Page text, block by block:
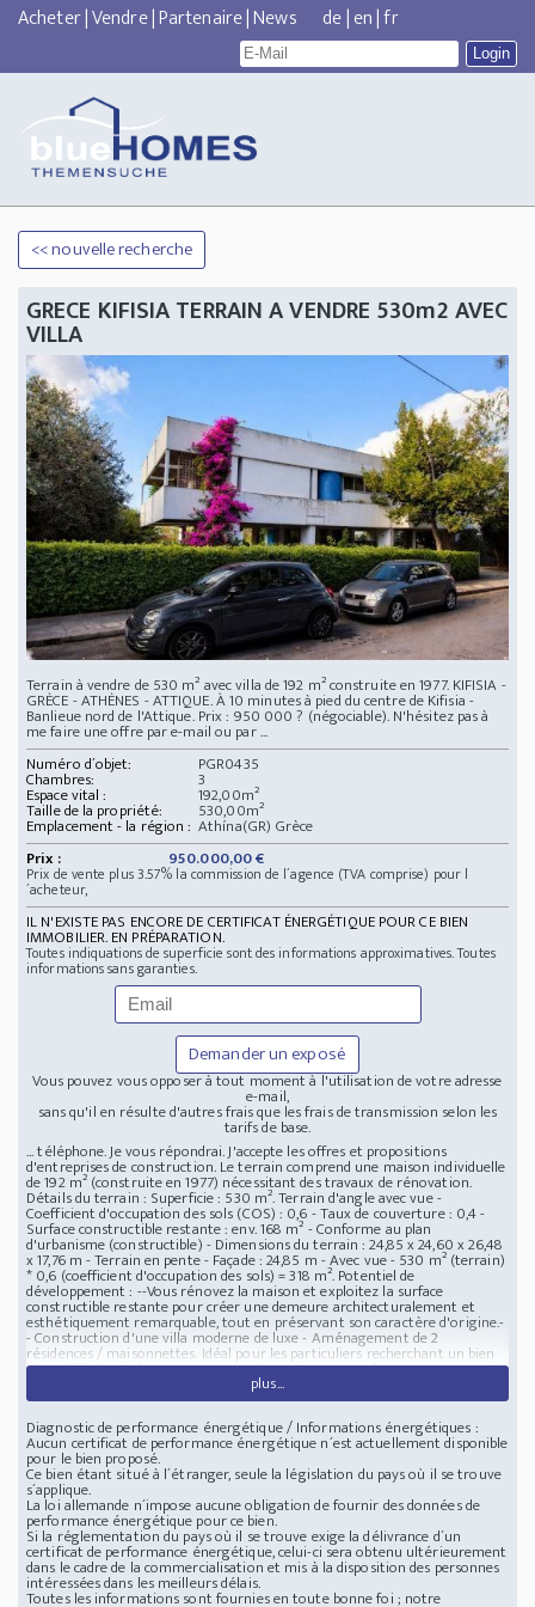
Acheter|Vendre|Partenaire|News de|en|fr
<< nouvelle recherche
GRECE KIFISIA TERRAIN A VENDRE 530m2 AVEC
VILLA
Terrain à vendre de 530 m² avec villa de 192 m² construite en 1977. KIFISIA -
GRÈCE - ATHÈNES - ATTIQUE. À 10 minutes à pied du centre de Kifisia -
Banlieue nord de l'Attique. Prix : 950 000 ? (négociable). N'hésitez pas à
me faire une offre par e-mail ou par ...
Numéro d´objet:
PGR0435
Chambres: 3
Espace vital : 192,00m²
Taille de la propriété: 530,00m²
Emplacement - la région : Athína(GR) Grèce
Prix :
950.000,00 €
Prix de vente plus 3.57% la commission de l´agence (TVA comprise) pour l
´acheteur,
IL N'EXISTE PAS ENCORE DE CERTIFICAT ÉNERGÉTIQUE POUR CE BIEN
IMMOBILIER. EN PRÉPARATION.
Toutes indiquations de superficie sont des informations approximatives. Toutes
informations sans garanties.
Demander un exposé
Vous pouvez vous opposer à tout moment à l'utilisation de votre adresse
e-mail,
sans qu'il en résulte d'autres frais que les frais de transmission selon les
tarifs de base.
... téléphone. Je vous répondrai. J'accepte les offres et propositions
d'entreprises de construction. Le terrain comprend une maison individuelle
de 192 m² (construite en 1977) nécessitant des travaux de rénovation.
Détails du terrain : Superficie : 530 m². Terrain d'angle avec vue -
Coefficient d'occupation des sols (COS) : 0,6 - Taux de couverture : 0,4 -
Surface constructible restante : env. 168 m² - Conforme au plan
d'urbanisme (constructible) - Dimensions du terrain : 24,85 x 24,60 x 26,48
x 17,76 m - Terrain en pente - Façade : 24,85 m - Avec vue - 530 m² (terrain)
* 0,6 (coefficient d'occupation des sols) = 318 m². Potentiel de
développement : --Vous rénovez la maison et exploitez la surface
constructible restante pour créer une demeure architecturalement et
esthétiquement remarquable, tout en préservant son caractère d'origine.-
- Construction d'une villa moderne de luxe - Aménagement de 2
résidences / maisonnettes. Idéal pour les particuliers recherchant un bien
immobilier haut de gamme proche du centre ou pour les
investisseurs/promoteurs. - Terrain d'angle de 530 m² avec une ancienne
mais belle villa de 1977 - idéal pour un nouveau projet. Pour y vivre ou
investir. Kifissia. Aucun prêt, hypothèque, etc. Tout est en règle. Le terrain
est situé dans un quartier très agréable de Kifisia, à proximité immédiate
des gares (KAT et Kifisia) à 5 minutes à pied chacune. Un arrêt de bus se
trouve à 10 minutes à pied. La route nationale est également à proximité
(10 minutes en voiture) et l'avenue principale (Kifisias) est à 5 minutes en
voiture. Le centre de Kifisia est accessible en 10 minutes à pied. Le terrain
comprend une maison individuelle de 192 m² (150 m² habitables + 42 m² de
sous-sol). Il s'agit d'une belle maison au design moderne, située dans un
quartier recherché, à proximité immédiate des gares, des arrêts de bus, de
l'avenue (Kifisias), de la route nationale, des écoles, des crèches, des
supermarchés, du grand hôpital (KAT) et à seulement 10 minutes à pied du
centre de Kifisia. Le voisinage est très agréable. Si vous souhaitez utiliser le
plus...
Diagnostic de performance énergétique / Informations énergétiques :
Aucun certificat de performance énergétique n´est actuellement disponible
pour le bien proposé.
Ce bien étant situé à l´étranger, seule la législation du pays où il se trouve
s´applique.
La loi allemande n´impose aucune obligation de fournir des données de
performance énergétique pour ce bien.
Si la réglementation du pays où il se trouve exige la délivrance d´un
certificat de performance énergétique, celui-ci sera obtenu ultérieurement
dans le cadre de la commercialisation et mis à la disposition des personnes
intéressées dans les meilleurs délais.
Toutes les informations sont fournies en toute bonne foi ; notre